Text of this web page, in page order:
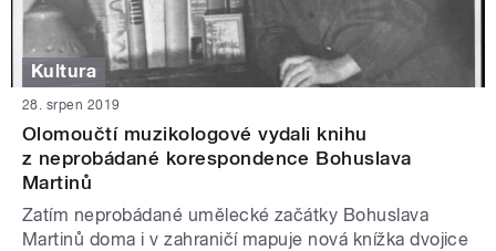
Kultura
28. srpen 2019
Olomoučtí muzikologové vydali knihu
z neprobádané korespondence Bohuslava
Martinů
Zatím neprobádané umělecké začátky Bohuslava
Martinů doma i v zahraničí mapuje nová knížka dvojice